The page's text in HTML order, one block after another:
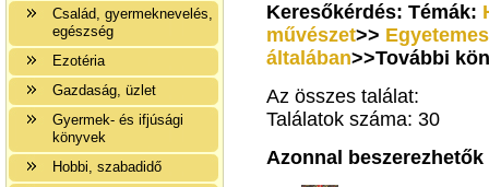
Család, gyermeknevelés,
egészség
Ezotéria
Gazdaság, üzlet
Gyermek- és ifjúsági
könyvek
Hobbi, szabadidő
Keresőkérdés: Témák:
művészet>>
általában>>További
Az összes találat:
Találatok száma: 30
Azonnal beszerezhetők